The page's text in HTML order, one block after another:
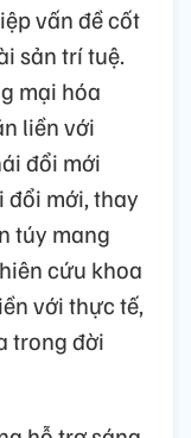
vấn đề cốt
sản trí tuệ.
mại hóa
liền với
đổi mới
đổi mới, thay
túy mang
cứu khoa
với thực tế,
trong đời